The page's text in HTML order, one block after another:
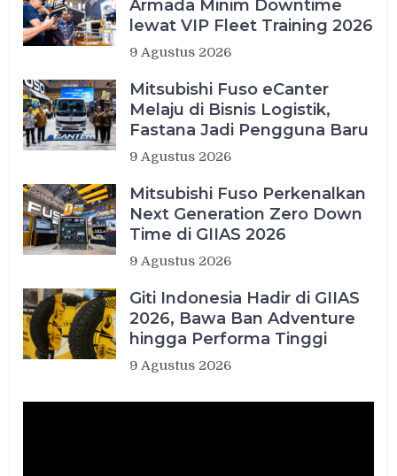
Armada Minim Downtime
lewat VIP Fleet Training 2026
9 Agustus 2026
Mitsubishi Fuso eCanter
Melaju di Bisnis Logistik,
Fastana Jadi Pengguna Baru
9 Agustus 2026
Mitsubishi Fuso Perkenalkan
Next Generation Zero Down
Time di GIIAS 2026
9 Agustus 2026
Giti Indonesia Hadir di GIIAS
2026, Bawa Ban Adventure
hingga Performa Tinggi
9 Agustus 2026